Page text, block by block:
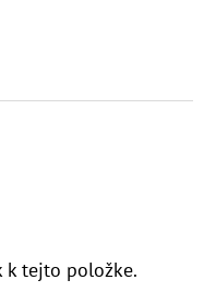
k tejto položke.